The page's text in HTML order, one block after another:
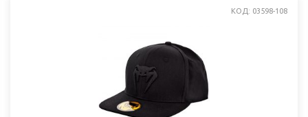
КОД: 03598-108